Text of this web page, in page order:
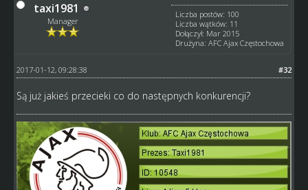
taxi1981
Manager
Liczba postów: 100
Liczba wątków: 11
Dołączył: Mar 2015
Drużyna: AFC Ajax Częstochowa
#32
2017-01-12, 09:28:38
Są już jakieś przecieki co do następnych konkurencji?